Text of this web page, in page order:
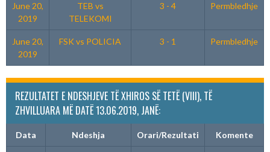
June 20,
2019
TEB vs
TELEKOMI
3 - 4 Permbledhje
June 20,
2019
FSK vs POLICIA 3 - 1 Permbledhje
REZULTATET E NDESHJEVE TË XHIROS SË TETË (VIII), TË
ZHVILLUARA MË DATË 13.06.2019, JANË:
Data Ndeshja Orari/Rezultati Komente